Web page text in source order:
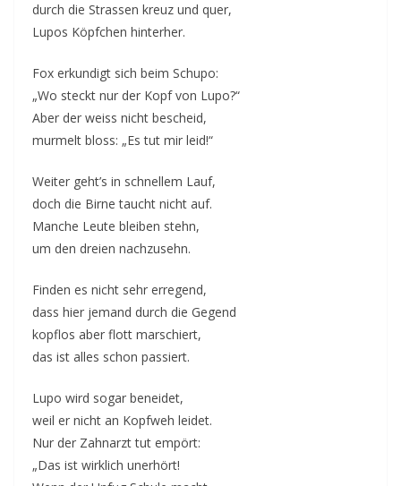
durch die Strassen kreuz und quer,
Lupos Köpfchen hinterher.
Fox erkundigt sich beim Schupo:
„Wo steckt nur der Kopf von Lupo?“
Aber der weiss nicht bescheid,
murmelt bloss: „Es tut mir leid!“
Weiter geht’s in schnellem Lauf,
doch die Birne taucht nicht auf.
Manche Leute bleiben stehn,
um den dreien nachzusehn.
Finden es nicht sehr erregend,
dass hier jemand durch die Gegend
kopflos aber flott marschiert,
das ist alles schon passiert.
Lupo wird sogar beneidet,
weil er nicht an Kopfweh leidet.
Nur der Zahnarzt tut empört:
„Das ist wirklich unerhört!